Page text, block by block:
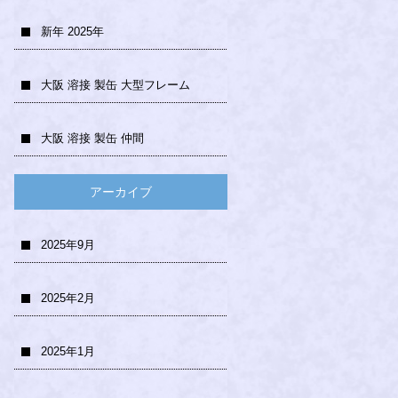
新年 2025年
大阪 溶接 製缶 大型フレーム
大阪 溶接 製缶 仲間
アーカイブ
2025年9月
2025年2月
2025年1月